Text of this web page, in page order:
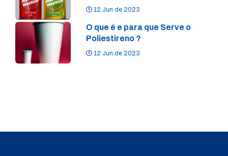
12 Jun de 2023
O que é e para que Serve o
Poliestireno ?
12 Jun de 2023